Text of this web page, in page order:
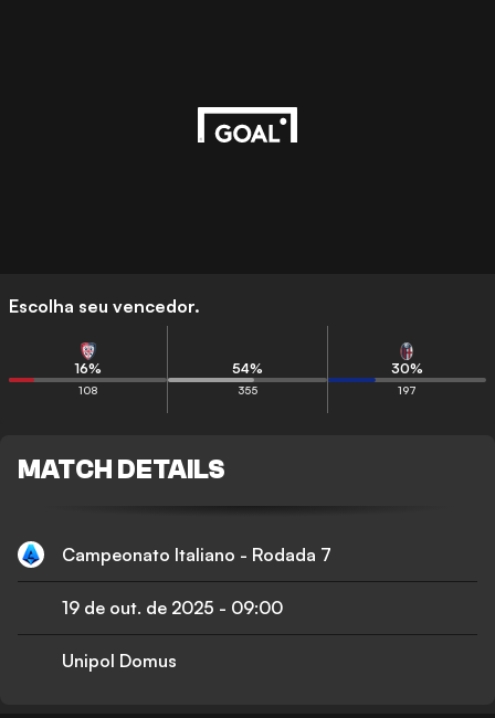
Escolha seu vencedor.
16%
108
54%
355
30%
197
MATCH DETAILS
Campeonato Italiano - Rodada 7
19 de out. de 2025 - 09:00
Unipol Domus